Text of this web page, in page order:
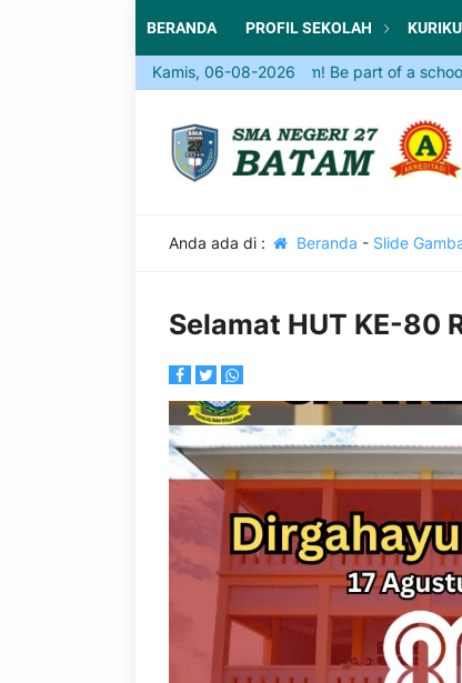
BERANDA PROFIL SEKOLAH
Kamis, 06-08-2026
Come and Join SMA Negeri 27 Batam! Be part of a school
Anda ada di : Beranda - Slide
Selamat HUT KE-80